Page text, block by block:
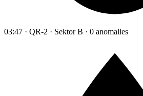
03:47 · QR-2 · Sektor B · 0 anomalies